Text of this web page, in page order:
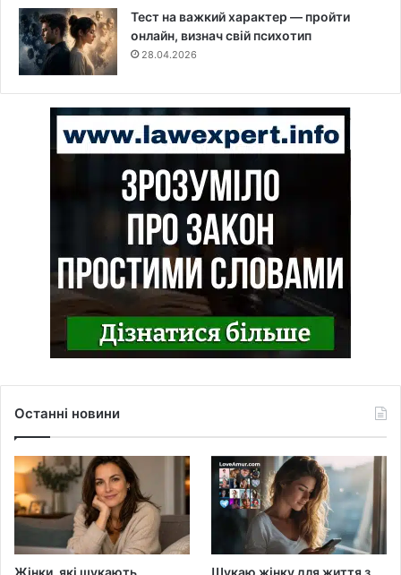
Тест на важкий характер — пройти
онлайн, визнач свій психотип
28.04.2026
Останні новини